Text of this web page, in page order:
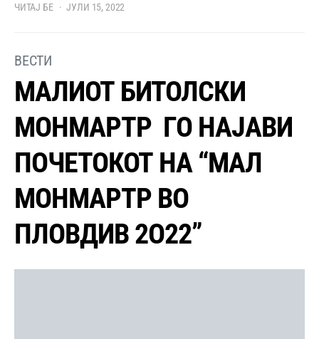
ЧИТАЈ БЕ ЈУЛИ 15, 2022
ВЕСТИ
МАЛИОТ БИТОЛСКИ
МОНМАРТР ГО НАЈАВИ
ПОЧЕТОКОТ НА “МАЛ
МОНМАРТР ВО
ПЛОВДИВ 2О22”